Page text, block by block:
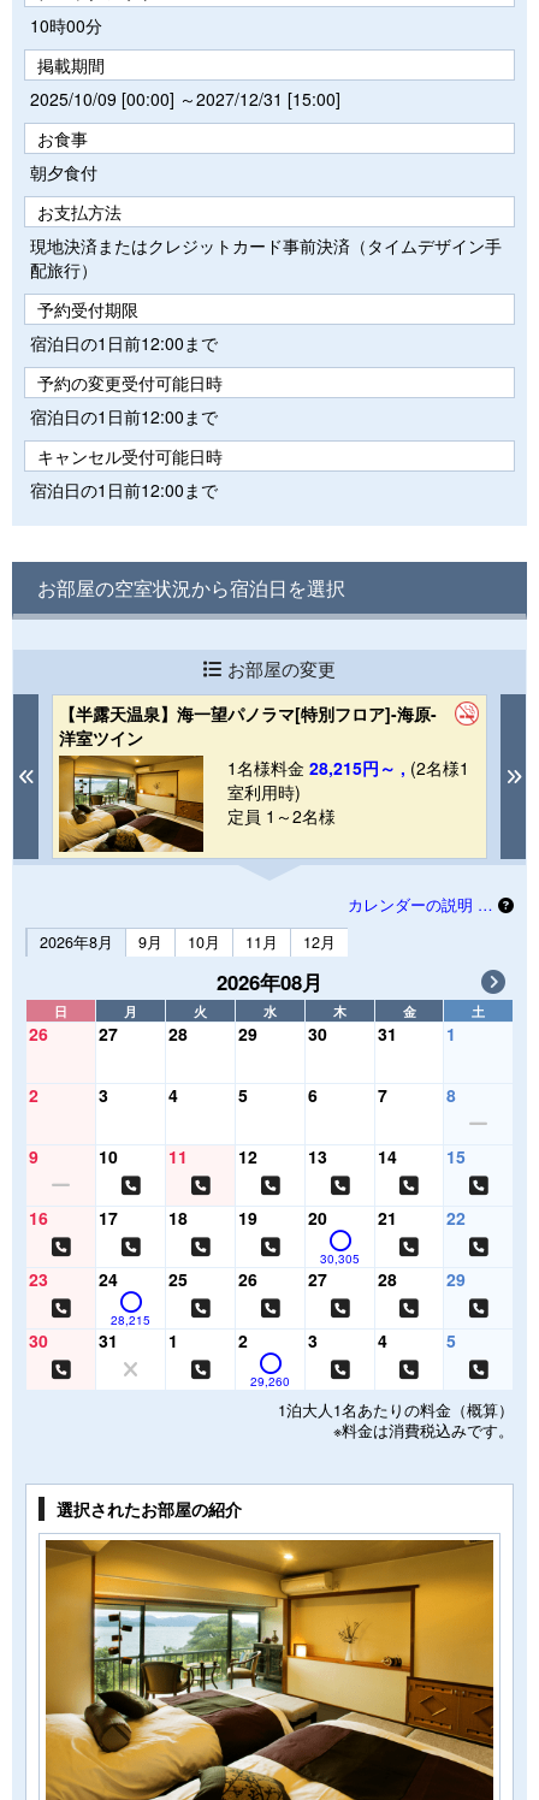
10時00分
掲載期間
2025/10/09 [00:00] ～2027/12/31 [15:00]
お食事
朝夕食付
お支払方法
現地決済またはクレジットカード事前決済（タイムデザイン手
配旅行）
予約受付期限
宿泊日の1日前12:00まで
予約の変更受付可能日時
宿泊日の1日前12:00まで
キャンセル受付可能日時
宿泊日の1日前12:00まで
お部屋の空室状況から宿泊日を選択
お部屋の変更
Previous
【半露天温泉】海一望パノラマ[特別フロア]-海原-
洋室ツイン
1名様料金 28,215円～ , (2名様1
室利用時)
定員 1～2名様
カレンダーの説明 …
2026年8月
9月 10月 11月 12月
2026年08月
日 月 火 水 木 金 土
26 27 28 29 30 31 1
2 3 4 5 6 7 8
9 10 11 12 13 14 15
16 17 18 19 20
30,305
21 22
23 24
28,215
25 26 27 28 29
30 31 1 2
29,260
3 4 5
1泊大人1名あたりの料金（概算）
※料金は消費税込みです。
選択されたお部屋の紹介